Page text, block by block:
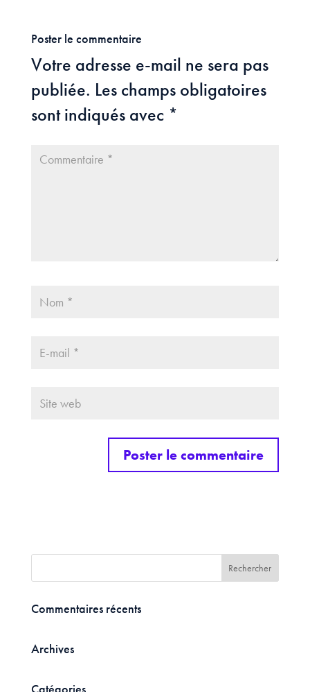
Poster le commentaire
Votre adresse e-mail ne sera pas
publiée. Les champs obligatoires
sont indiqués avec *
Commentaires récents
Archives